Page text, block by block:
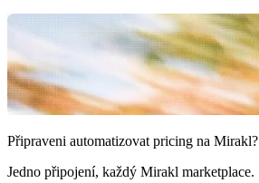
Připraveni automatizovat pricing na Mirakl?
Jedno připojení, každý Mirakl marketplace.